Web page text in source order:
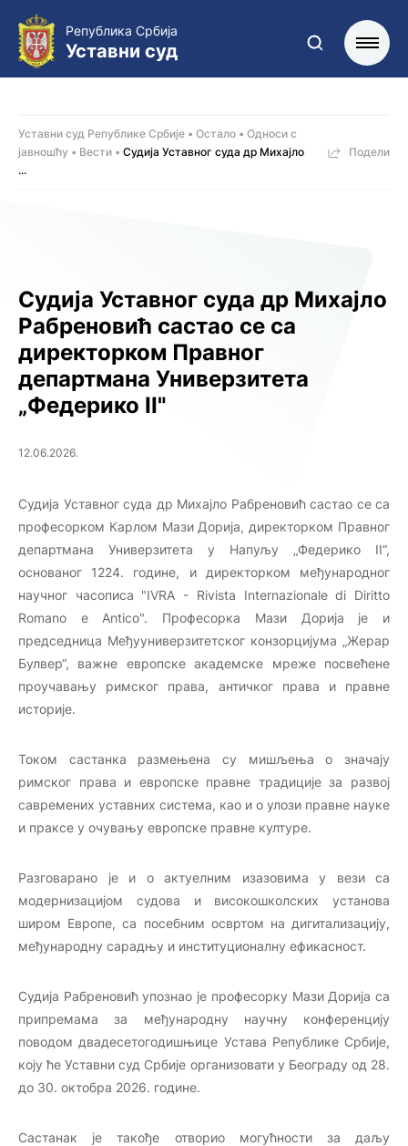
Република Србија
Уставни суд
Судија Уставног суда др Михајло
Рабреновић састао се са
директорком Правног
департмана Универзитета
„Федерико II"
12.06.2026.
Судија Уставног суда др Михајло Рабреновић састао се са
професорком Карлом Мази Дорија, директорком Правног
департмана Универзитета у Напуљу „Федерико II“,
основаног 1224. године, и директорком међународног
научног часописа "IVRA - Rivista Internazionale di Diritto
Romano e Antico". Професорка Мази Дорија је и
председница Међууниверзитетског конзорцијума „Жерар
Булвер“, важне европске академске мреже посвећене
проучавању римског права, античког права и правне
историје.
Током састанка размењена су мишљења о значају
римског права и европске правне традиције за развој
савремених уставних система, као и о улози правне науке
и праксе у очувању европске правне културе.
Разговарано је и о актуелним изазовима у вези са
модернизацијом судова и високошколских установа
широм Европе, са посебним освртом на дигитализацију,
међународну сарадњу и институционалну ефикасност.
Судија Рабреновић упознао је професорку Мази Дорија са
припремама за међународну научну конференцију
поводом двадесетогодишњице Устава Републике Србије,
коју ће Уставни суд Србије организовати у Београду од 28.
до 30. октобра 2026. године.
Састанак је такође отворио могућности за даљу
Уставни суд Републике Србије Остало
Односи с
јавношћу
Вести
Судија Уставног суда др Михајло
...
Подели